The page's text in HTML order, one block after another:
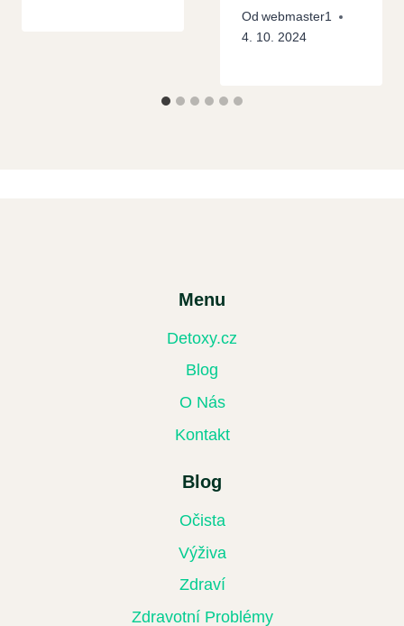
Od webmaster1
4. 10. 2024
Menu
Detoxy.cz
Blog
O Nás
Kontakt
Blog
Očista
Výživa
Zdraví
Zdravotní Problémy